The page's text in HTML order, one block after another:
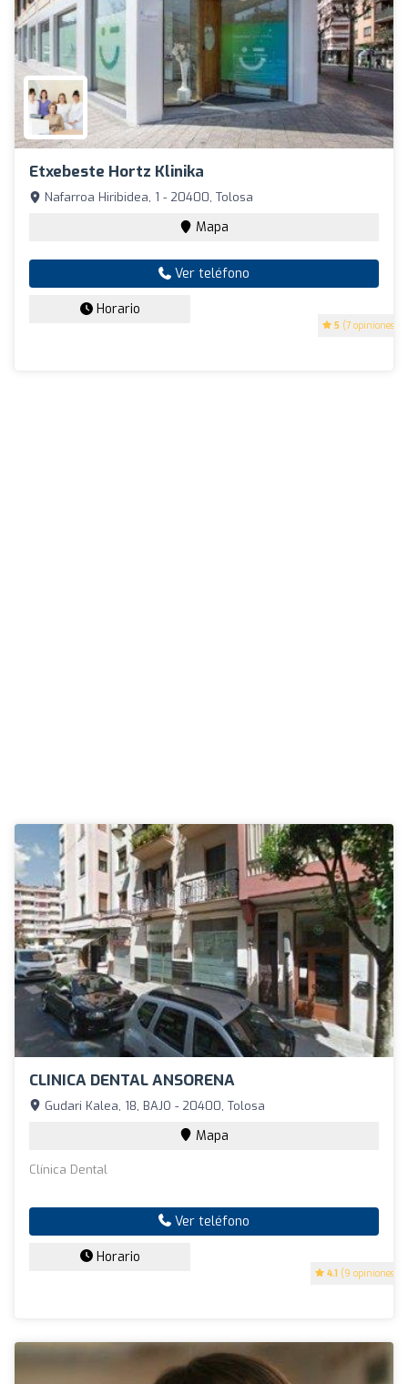
Etxebeste Hortz Klinika
5 (7 opiniones)
Nafarroa Hiribidea, 1 - 20400, Tolosa
Mapa
Ver teléfono
Horario
CLINICA DENTAL ANSORENA
4.1 (9 opiniones)
Gudari Kalea, 18, BAJO - 20400, Tolosa
Mapa
Clínica Dental
Ver teléfono
Horario